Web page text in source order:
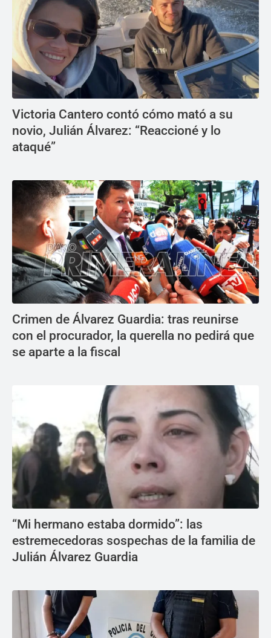
Victoria Cantero contó cómo mató a su
novio, Julián Álvarez: “Reaccioné y lo
ataqué”
Crimen de Álvarez Guardia: tras reunirse
con el procurador, la querella no pedirá que
se aparte a la fiscal
“Mi hermano estaba dormido”: las
estremecedoras sospechas de la familia de
Julián Álvarez Guardia